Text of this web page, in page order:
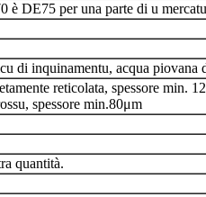
DE75 per una parte di u
di inquinamentu, acqua piovana
reticolata, spessore min.
spessore min.80μm
quantità.